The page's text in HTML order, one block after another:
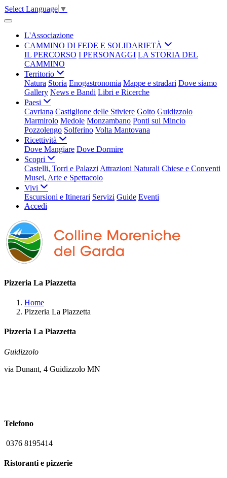
Select Language ▼
L'Associazione
CAMMINO DI FEDE E SOLIDARIETÀ
IL PERCORSO I PERSONAGGI LA STORIA DEL
CAMMINO
Territorio
Natura Storia Enogastronomia Mappe e stradari Dove siamo
Gallery News e Bandi Libri e Ricerche
Paesi
Cavriana Castiglione delle Stiviere Goito Guidizzolo
Marmirolo Medole Monzambano Ponti sul Mincio
Pozzolengo Solferino Volta Mantovana
Ricettività
Dove Mangiare Dove Dormire
Scopri
Castelli, Torri e Palazzi Attrazioni Naturali Chiese e Conventi
Musei, Arte e Spettacolo
Vivi
Escursioni e Itinerari Servizi Guide Eventi
Accedi
Pizzeria La Piazzetta
Home
Pizzeria La Piazzetta
Pizzeria La Piazzetta
Guidizzolo
via Dunant, 4 Guidizzolo MN
Telefono
0376 8195414
Ristoranti e pizzerie